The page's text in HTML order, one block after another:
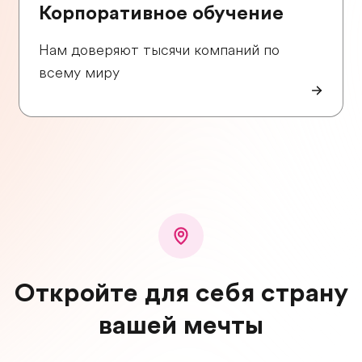
Корпоративное обучение
Нам доверяют тысячи компаний по
всему миру
Откройте для себя страну
вашей мечты